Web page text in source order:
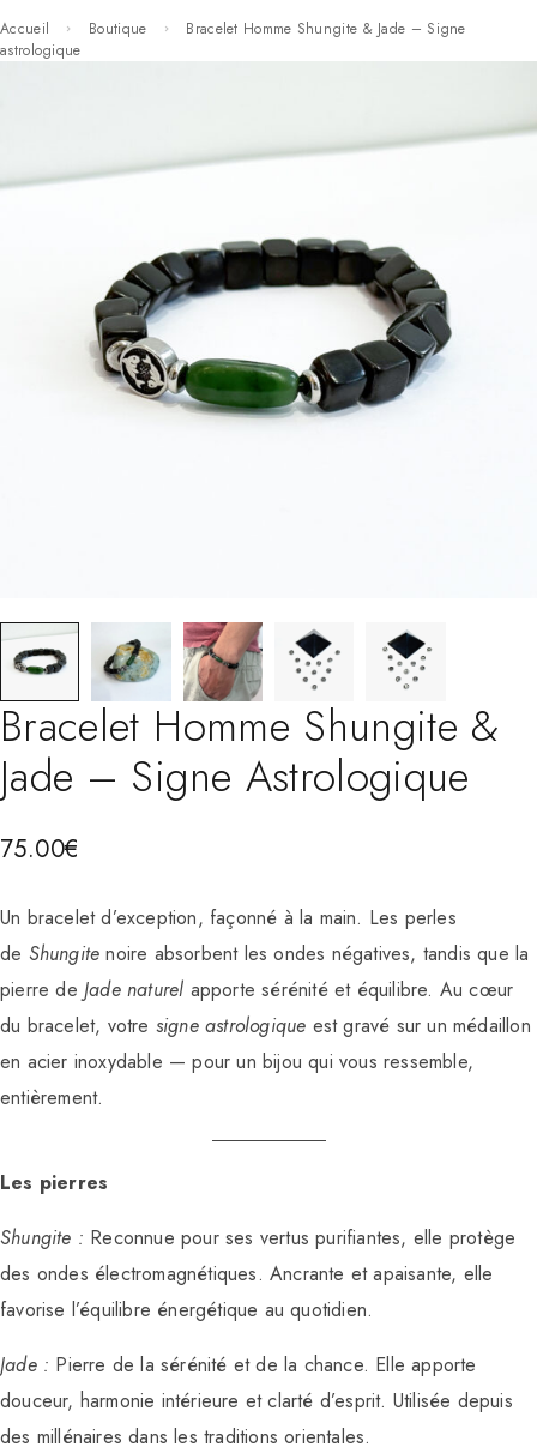
Accueil Boutique
Bracelet Homme Shungite & Jade – Signe
astrologique
Bracelet Homme Shungite &
Jade – Signe Astrologique
75.00€
Un bracelet d’exception, façonné à la main. Les perles
de Shungite noire absorbent les ondes négatives, tandis que la
pierre de Jade naturel apporte sérénité et équilibre. Au cœur
du bracelet, votre signe astrologique est gravé sur un médaillon
en acier inoxydable — pour un bijou qui vous ressemble,
entièrement.
Les pierres
Shungite : Reconnue pour ses vertus purifiantes, elle protège
des ondes électromagnétiques. Ancrante et apaisante, elle
favorise l’équilibre énergétique au quotidien.
Jade : Pierre de la sérénité et de la chance. Elle apporte
douceur, harmonie intérieure et clarté d’esprit. Utilisée depuis
des millénaires dans les traditions orientales.